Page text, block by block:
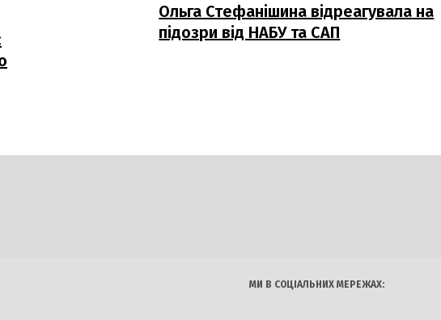
Ольга Стефанішина відреагувала на
підозри від НАБУ та САП
МИ В СОЦІАЛЬНИХ МЕРЕЖАХ: